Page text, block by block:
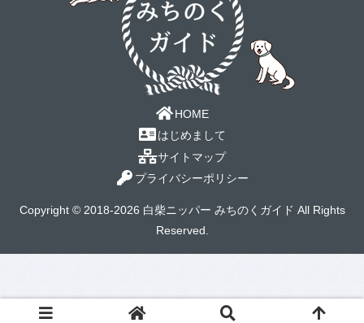
HOME
はじめまして
サイトマップ
プライバシーポリシー
Copyright © 2018-2026 白柴ニッパー みちのくガイド All Rights
Reserved.